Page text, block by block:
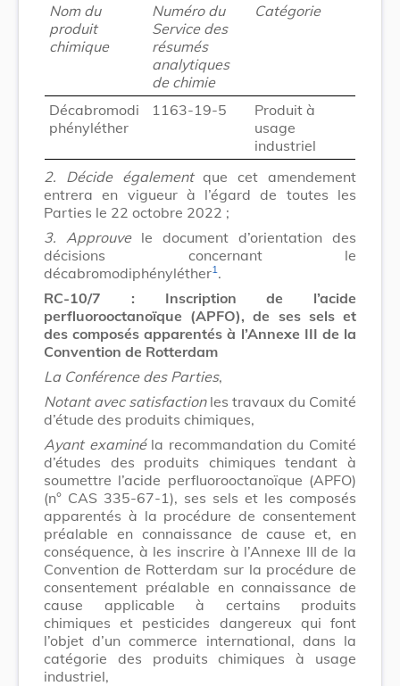
Nom du
produit
chimique
Numéro du
Service des
résumés
analytiques
de chimie
Catégorie
Décabromodi
phényléther
1163-19-5
Produit à
usage
industriel
2. Décide égalementque cet amendement
entrera en vigueur à l’égard de toutes les
Parties le 22 octobre 2022 ;
3. Approuvele document d’orientation des
décisions concernant le
décabromodiphényléther1 .
RC-10/7 : Inscription de l’acide
perfluorooctanoïque (APFO), de ses sels et
des composés apparentés à l’Annexe III de la
Convention de Rotterdam
La Conférence des Parties,
Notant avec satisfactionles travaux du Comité
d’étude des produits chimiques,
Ayant examinéla recommandation du Comité
d’études des produits chimiques tendant à
soumettre l’acide perfluorooctanoïque (APFO)
(n° CAS 335-67-1), ses sels et les composés
apparentés à la procédure de consentement
préalable en connaissance de cause et, en
conséquence, à les inscrire à l’Annexe III de la
Convention de Rotterdam sur la procédure de
consentement préalable en connaissance de
cause applicable à certains produits
chimiques et pesticides dangereux qui font
l’objet d’un commerce international, dans la
catégorie des produits chimiques à usage
industriel,